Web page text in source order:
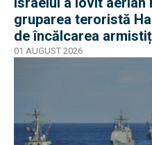
gruparea teroristă
de încălcarea
01 AUGUST 2026